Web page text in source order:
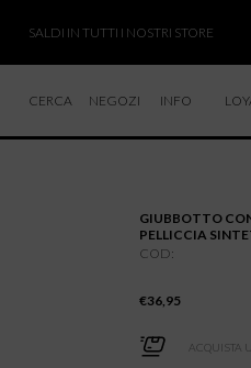
SALDI IN TUTTI I NOSTRI STORE
CERCA NEGOZI INFO
RESI E RIMBORSI
GIUBBOTTO
PELLICCIA
COD:
€36,95
ACQUISTA